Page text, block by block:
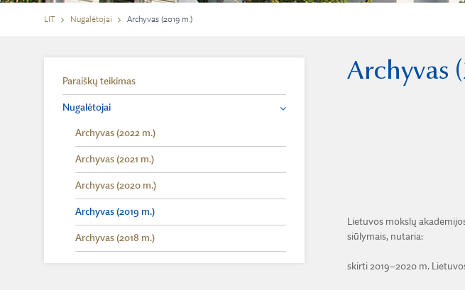
LIT Nugalėtojai Archyvas (2019 m.)
Paraiškų teikimas
Nugalėtojai
Archyvas (2022 m.)
Archyvas (2021 m.)
Archyvas (2020 m.)
Archyvas (2019 m.)
Archyvas (2018 m.)
Archyvas
Lietuvos mokslų
siūlymais, nutaria:
skirti 2019–2020 m.